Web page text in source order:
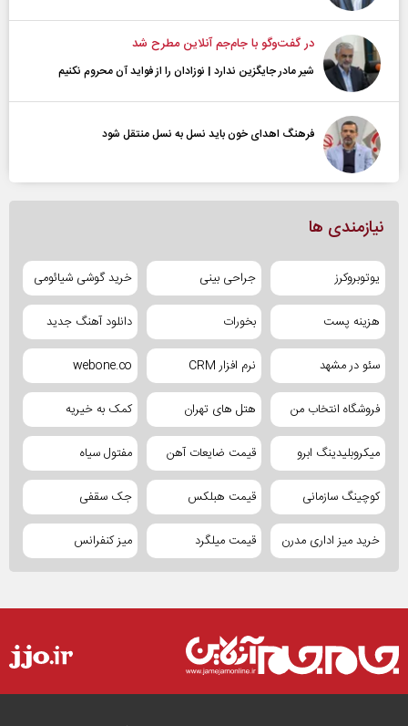
در گفت‌و‌گو با جام‌جم آنلاین مطرح شد
شیر مادر جایگزین ندارد | نوزادان را از فواید آن محروم نکنیم
فرهنگ اهدای خون باید نسل به نسل منتقل شود
نیازمندی ها
یوتوبروکرز جراحی بینی خرید گوشی شیائومی
هزینه پست بخورات دانلود آهنگ جدید
سئو در مشهد نرم افزار CRM webone.co
فروشگاه انتخاب من هتل های تهران کمک به خیریه
میکروبلیدینگ ابرو قیمت ضایعات آهن مفتول سیاه
کوچینگ سازمانی قیمت هبلکس جک سقفی
خرید میز اداری مدرن قیمت میلگرد میز کنفرانس